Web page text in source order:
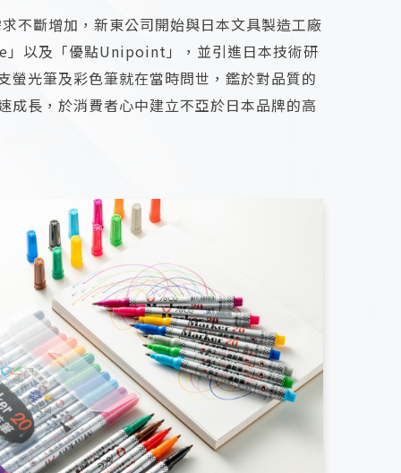
不斷增加，新東公司開始與日本文具製造工廠
」以及「優點Unipoint」，並引進日本技術研
螢光筆及彩色筆就在當時問世，鑑於對品質的
成長，於消費者心中建立不亞於日本品牌的高